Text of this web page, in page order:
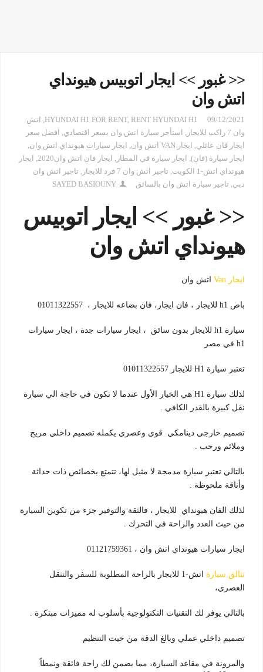
<< غبور >> ايجار اتوبيس هيونداي
اتش وان
09/12/2021
HYUNDAI H1 FOR RENT, RENT HYUNDAI H1
, اتش
وان 7 راكب للايجار
, استأجر سيارة اتش وان بسعر اقتصادي, افضل سعر
ايجار فان عائلي, ايجار VAN اتش وان , ايجار سيارات هيونداي اتش وان,
ايجار سيارة (فان), ايجار سيارة في المطار , ايجار فان اتش وان2020 , ايجار
هيونداي اتش-1 الكويت
, تاجير اتش وان 7 فرد للايجار , تاجير اتش وان
دبي, تاجير سيارة اتش وان بالسائق SAYED BASIOUNY
<< غبور >> ايجار اتوبيس
هيونداي اتش وان
ايجار Van اتش وان
باص h1 للايجار ، فان ايجار، فان بضاعه للايجار ، 01011322557
سيارة h1 للايجار بدون سائق ، ايجار سيارات جدة ، ايجار سيارات
h1 في مصر
تعتبر سيارة H1 للايجار 01011322557
لذلك سيارة H1 هي الخيار الأول عندما لا تكون في حاجة الي سيارة
نقل كبيرة بالقدر الكافي .
تصميم خارجي دينامكي قوي وعصري يكمله تصميم داخلي مريح
وملائم ورحب .
بالتالي تعتبر سيارة مدمجة لا مثيل لها، تتمتع بخصائص ذات حداثة
وأناقة ملحوظة .
لذلك الفان هيونداي للايجار ، فالثقة والتوفير جزء من تكوين السيارة
من حيث العدد والراحة في التحرك .
ايجار سيارات هيونداي اتش وان ، 01121759361
تتالق سيارة
اتش-1 للايجار بالراحة المطلوبة للسفر والتنقل
العصري،
بالتالي يوفر لك التقنيات التكنولوجية بأسلوب له مميزات مبتكرة .
تصميم داخلي عملي وبالغ الدقة من حيث التنظيم
والمرونة في مقاعد السيارة، مما يضمن لك راحة فائقة ونمطاً